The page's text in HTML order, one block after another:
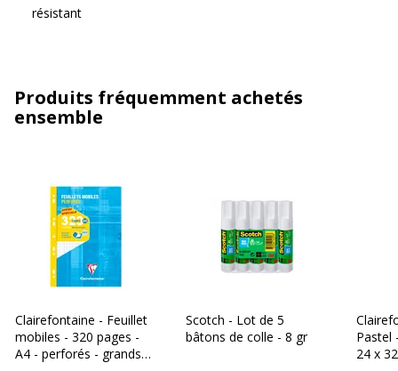
résistant
Produits fréquemment achetés
ensemble
Clairefontaine - Feuillet
mobiles - 320 pages -
A4 - perforés - grands
Scotch - Lot de 5
bâtons de colle - 8 gr
Pastel
24 x